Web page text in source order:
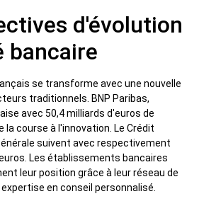
d'évolution
bancaire
se transforme avec une nouvelle
traditionnels. BNP Paribas,
avec 50,4 milliards d'euros de
course à l'innovation. Le Crédit
suivent avec respectivement
Les établissements bancaires
leur position grâce à leur réseau de
en conseil personnalisé.